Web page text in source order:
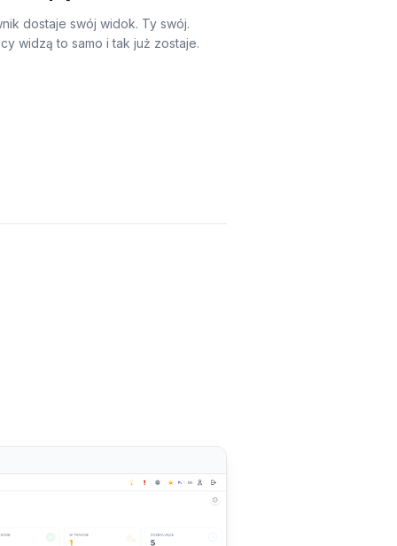
dostaje swój widok. Ty swój.
widzą to samo i tak już zostaje.